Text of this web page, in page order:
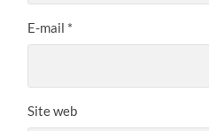
E-mail *
Site web